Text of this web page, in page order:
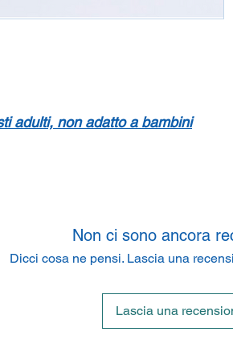
adulti, non adatto a bambini
Non ci sono ancora
Dicci cosa ne pensi. Lascia una
Lascia una